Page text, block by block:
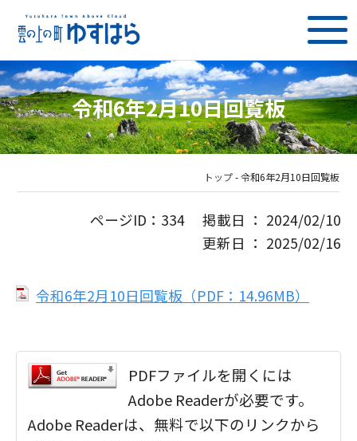
令和6年2月10日回覧板
トップ-令和6年2月10日回覧板
ページID：334 掲載日 ： 2024/02/10
更新日 ： 2025/02/16
令和6年2月10日回覧板（PDF：14.96MB）
PDFファイルを開くには
Adobe Readerが必要です。
Adobe Readerは、無料で以下のリンクから